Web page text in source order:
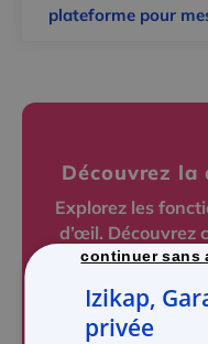
plateforme pour
Découvrez la
Explorez les
d’œil. Découvrez
registres de
registres d’AG et
Izikap,
privée
continuer sans